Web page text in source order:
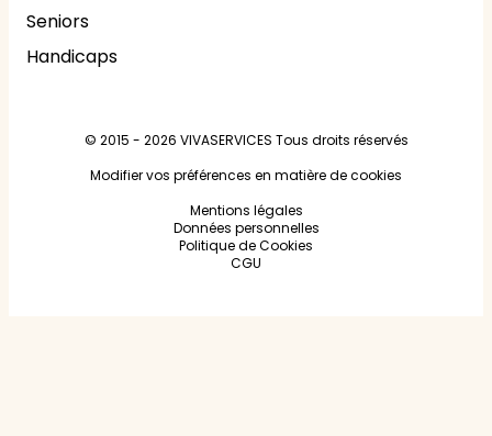
Seniors
Handicaps
© 2015 - 2026 VIVASERVICES Tous droits réservés
Modifier vos préférences en matière de cookies
Mentions légales
Données personnelles
Politique de Cookies
CGU